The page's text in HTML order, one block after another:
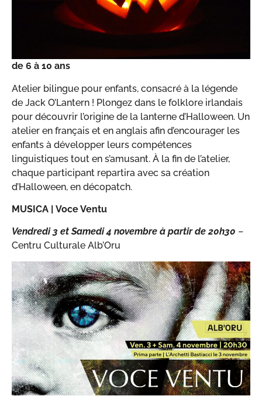
de 6 à 10 ans
Atelier bilingue pour enfants, consacré à la légende
de Jack O’Lantern ! Plongez dans le folklore irlandais
pour découvrir l’origine de la lanterne d’Halloween. Un
atelier en français et en anglais afin d’encourager les
enfants à développer leurs compétences
linguistiques tout en s’amusant. À la fin de l’atelier,
chaque participant repartira avec sa création
d’Halloween, en décopatch.
MUSICA | Voce Ventu
Vendredi 3 et Samedi 4 novembre à partir de 20h30 –
Centru Culturale Alb’Oru